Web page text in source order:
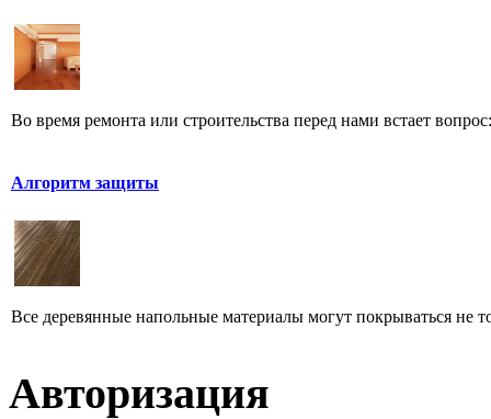
Во время ремонта или строительства перед нами встает
Алгоритм защиты
Все деревянные напольные материалы могут покрываться не
Авторизация